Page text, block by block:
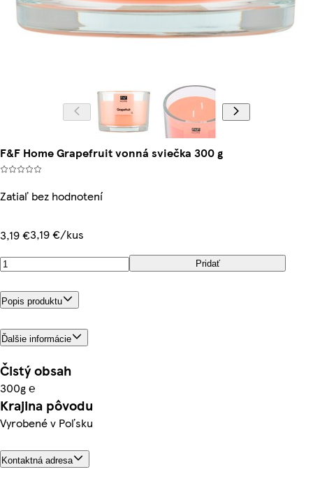
F&F Home Grapefruit vonná sviečka 300 g
Zatiaľ bez hodnotení
3,19 €3,19 €/kus
Pridať
Popis produktu
Ďalšie informácie
Čistý obsah
300g ℮
Krajina pôvodu
Vyrobené v Poľsku
Kontaktná adresa